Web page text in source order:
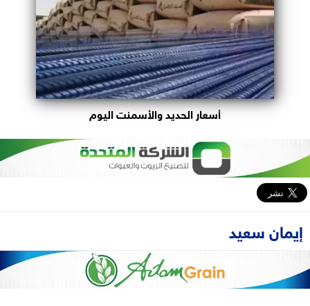
أسعار الحديد والأسمنت اليوم
إيمان سعيد